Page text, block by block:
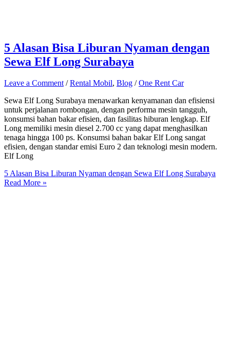
5 Alasan Bisa Liburan Nyaman dengan
Sewa Elf Long Surabaya
Leave a Comment /Rental Mobil, Blog /One Rent Car
Sewa Elf Long Surabaya menawarkan kenyamanan dan efisiensi
untuk perjalanan rombongan, dengan performa mesin tangguh,
konsumsi bahan bakar efisien, dan fasilitas hiburan lengkap. Elf
Long memiliki mesin diesel 2.700 cc yang dapat menghasilkan
tenaga hingga 100 ps. Konsumsi bahan bakar Elf Long sangat
efisien, dengan standar emisi Euro 2 dan teknologi mesin modern.
Elf Long
5 Alasan Bisa Liburan Nyaman dengan Sewa Elf Long Surabaya
Read More »